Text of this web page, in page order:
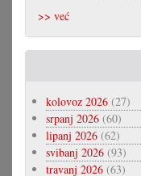
>> već
kolovoz 2026 (27)
srpanj 2026 (60)
lipanj 2026 (62)
svibanj 2026 (93)
travanj 2026 (63)